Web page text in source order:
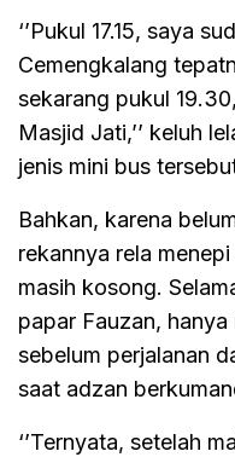
‘’Pukul 17.15, saya
Cemengkalang
sekarang pukul
Masjid Jati,’’ keluh
jenis mini bus
Bahkan, karena
rekannya rela
masih kosong.
papar Fauzan,
sebelum perjalanan
saat adzan
‘’Ternyata, setelah